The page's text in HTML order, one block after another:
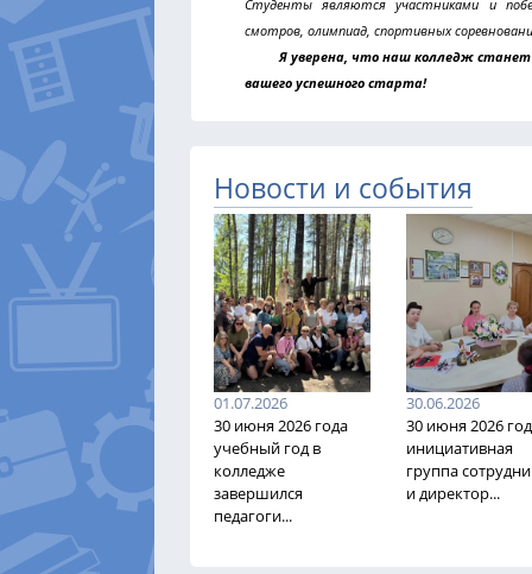
Студенты являются участниками и
смотров, олимпиад, спортивных
Я уверена, что наш колледж станет
вашего успешного старта!
Новости и события
01.07.2026
30 июня 2026 года
учебный год в
колледже
завершился
педагоги...
30.06.2026
30 июня 2026
инициативная
группа
и директор...